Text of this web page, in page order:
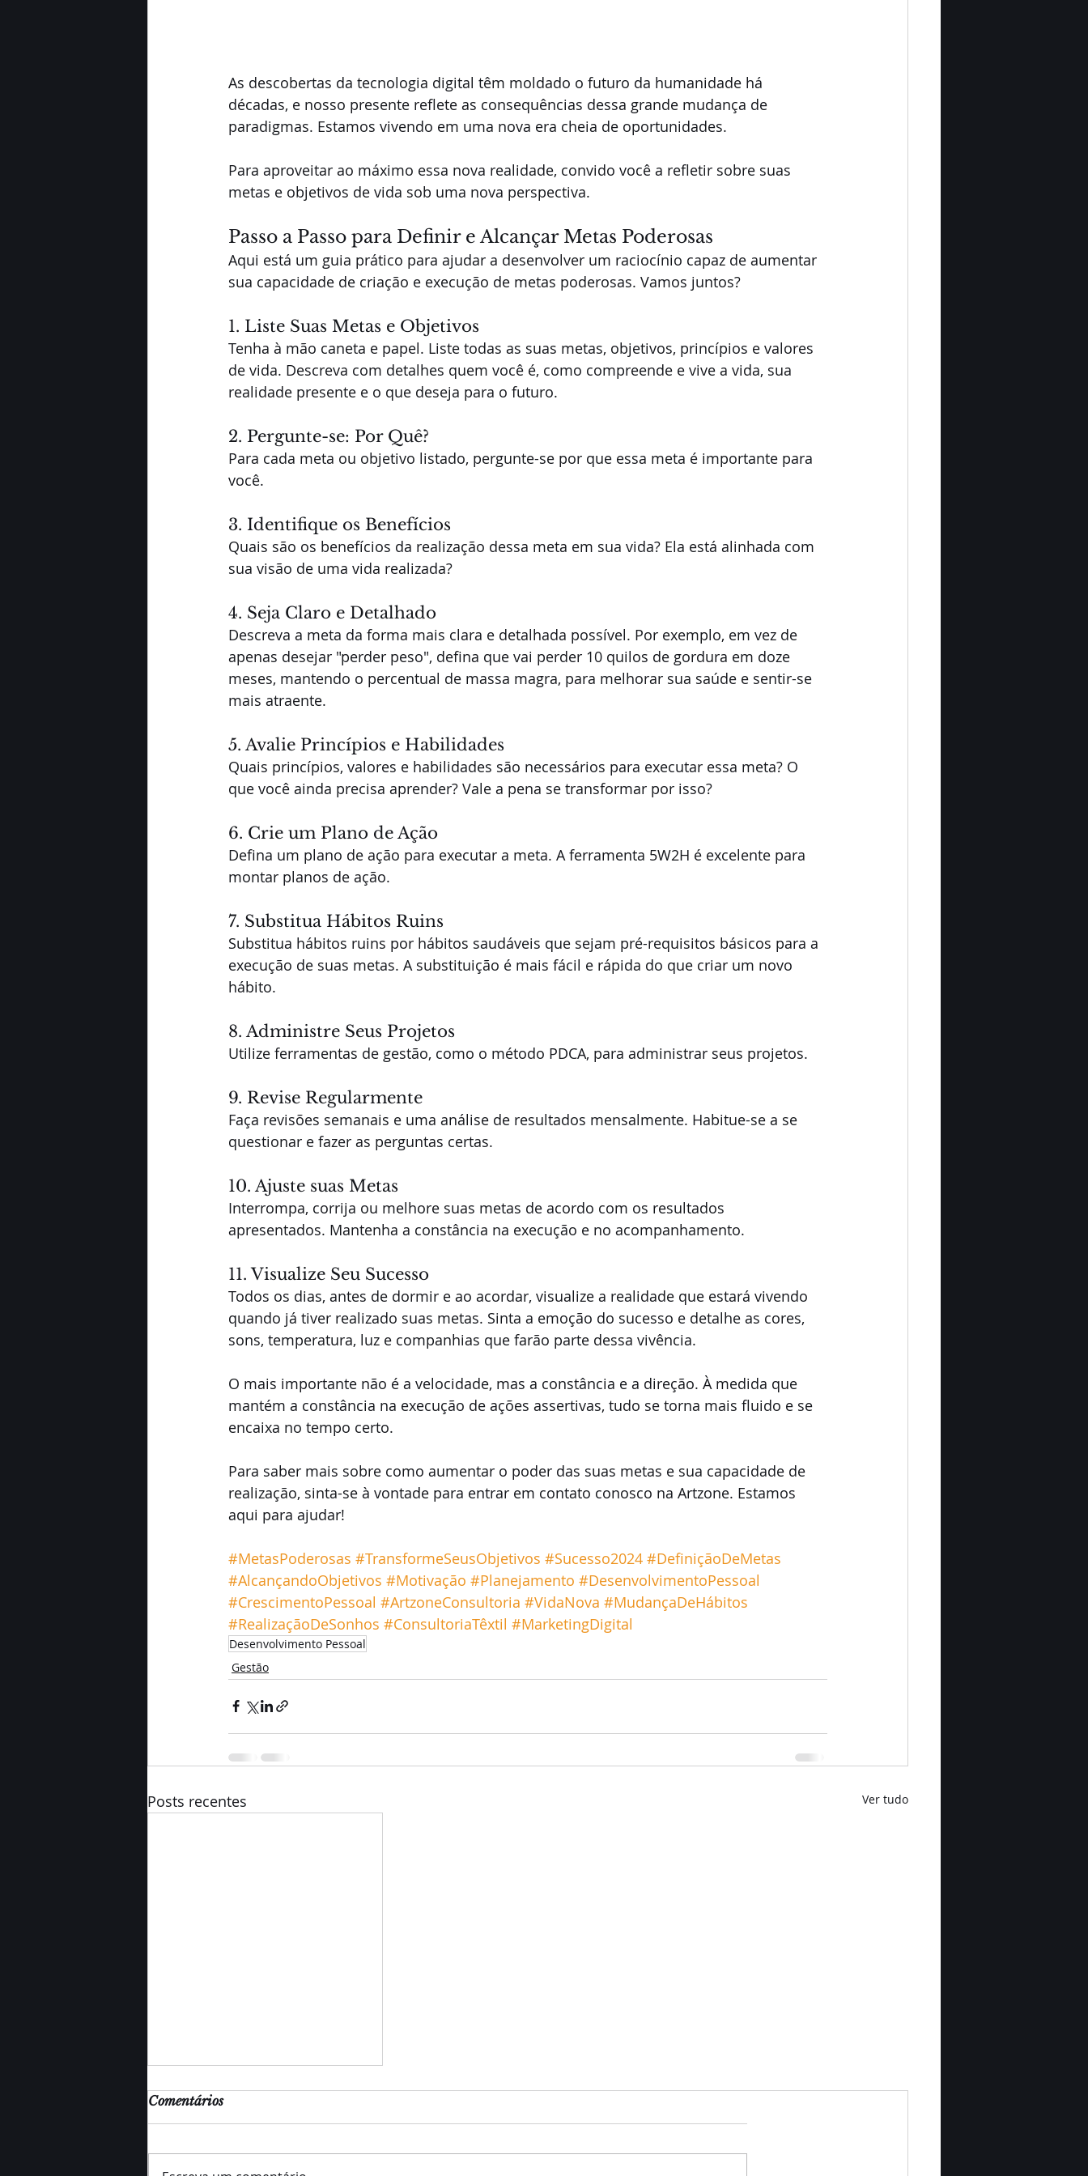
As descobertas da tecnologia digital têm moldado o futuro da humanidade há
décadas, e nosso presente reflete as consequências dessa grande mudança de
paradigmas. Estamos vivendo em uma nova era cheia de oportunidades.
Para aproveitar ao máximo essa nova realidade, convido você a refletir sobre suas
metas e objetivos de vida sob uma nova perspectiva.
Passo a Passo para Definir e Alcançar Metas Poderosas
Aqui está um guia prático para ajudar a desenvolver um raciocínio capaz de aumentar
sua capacidade de criação e execução de metas poderosas. Vamos juntos?
1. Liste Suas Metas e Objetivos
Tenha à mão caneta e papel. Liste todas as suas metas, objetivos, princípios e valores
de vida. Descreva com detalhes quem você é, como compreende e vive a vida, sua
realidade presente e o que deseja para o futuro.
2. Pergunte-se: Por Quê?
Para cada meta ou objetivo listado, pergunte-se por que essa meta é importante para
você.
3. Identifique os Benefícios
Quais são os benefícios da realização dessa meta em sua vida? Ela está alinhada com
sua visão de uma vida realizada?
4. Seja Claro e Detalhado
Descreva a meta da forma mais clara e detalhada possível. Por exemplo, em vez de
apenas desejar "perder peso", defina que vai perder 10 quilos de gordura em doze
meses, mantendo o percentual de massa magra, para melhorar sua saúde e sentir-se
mais atraente.
5. Avalie Princípios e Habilidades
Quais princípios, valores e habilidades são necessários para executar essa meta? O
que você ainda precisa aprender? Vale a pena se transformar por isso?
6. Crie um Plano de Ação
Defina um plano de ação para executar a meta. A ferramenta 5W2H é excelente para
montar planos de ação.
7. Substitua Hábitos Ruins
Substitua hábitos ruins por hábitos saudáveis que sejam pré-requisitos básicos para a
execução de suas metas. A substituição é mais fácil e rápida do que criar um novo
hábito.
8. Administre Seus Projetos
Utilize ferramentas de gestão, como o método PDCA, para administrar seus projetos.
9. Revise Regularmente
Faça revisões semanais e uma análise de resultados mensalmente. Habitue-se a se
questionar e fazer as perguntas certas.
10. Ajuste suas Metas
Interrompa, corrija ou melhore suas metas de acordo com os resultados
apresentados. Mantenha a constância na execução e no acompanhamento.
11. Visualize Seu Sucesso
Todos os dias, antes de dormir e ao acordar, visualize a realidade que estará vivendo
quando já tiver realizado suas metas. Sinta a emoção do sucesso e detalhe as cores,
sons, temperatura, luz e companhias que farão parte dessa vivência.
O mais importante não é a velocidade, mas a constância e a direção. À medida que
mantém a constância na execução de ações assertivas, tudo se torna mais fluido e se
encaixa no tempo certo.
Para saber mais sobre como aumentar o poder das suas metas e sua capacidade de
realização, sinta-se à vontade para entrar em contato conosco na Artzone. Estamos
aqui para ajudar!
#MetasPoderosas #TransformeSeusObjetivos #Sucesso2024 #DefiniçãoDeMetas
#AlcançandoObjetivos #Motivação #Planejamento #DesenvolvimentoPessoal
#CrescimentoPessoal #ArtzoneConsultoria #VidaNova #MudançaDeHábitos
#RealizaçãoDeSonhos #ConsultoriaTêxtil #MarketingDigital
Desenvolvimento Pessoal
Gestão
Posts recentes Ver tudo
Comentários